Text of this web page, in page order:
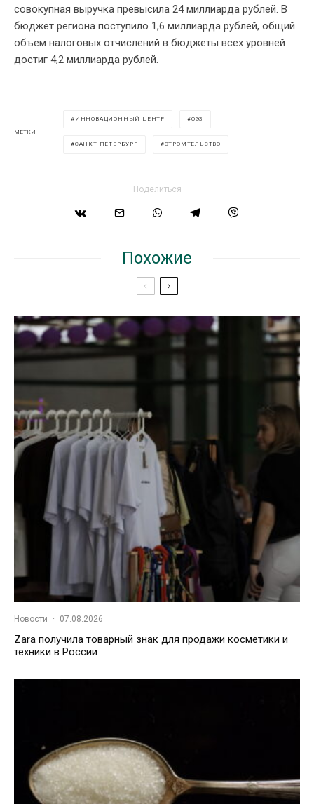
совокупная выручка превысила 24 миллиарда рублей. В
бюджет региона поступило 1,6 миллиарда рублей, общий
объем налоговых отчислений в бюджеты всех уровней
достиг 4,2 миллиарда рублей.
МЕТКИ
ИННОВАЦИОННЫЙ ЦЕНТР ОЭЗ
САНКТ-ПЕТЕРБУРГ СТРОМТЕЛЬСТВО
Поделиться
Похожие
Новости · 07.08.2026
Zara получила товарный знак для продажи косметики и
техники в России